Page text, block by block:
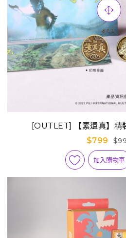
[OUTLET] 【素還真】精
$799
加入購物車